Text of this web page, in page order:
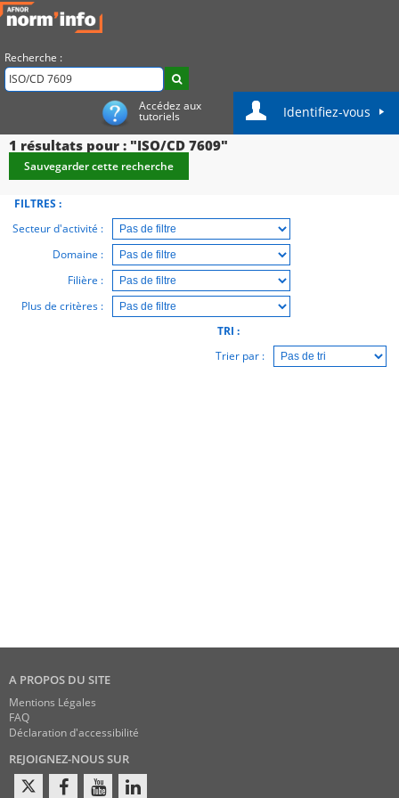
Recherche :
Accédez aux
tutoriels Identifiez-vous
1 résultats pour : "ISO/CD 7609"
Sauvegarder cette recherche
FILTRES :
Secteur d'activité :
Domaine :
Filière :
Plus de critères :
TRI :
Trier par :
A PROPOS DU SITE
Mentions Légales
FAQ
Déclaration d'accessibilité
REJOIGNEZ-NOUS SUR